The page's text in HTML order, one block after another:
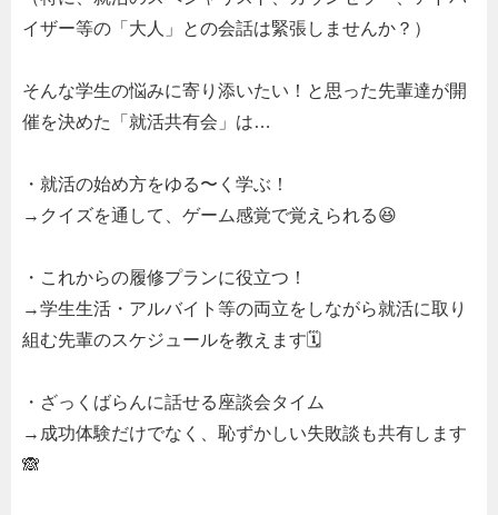
イザー等の「大人」との会話は緊張しませんか？）
そんな学生の悩みに寄り添いたい！と思った先輩達が開
催を決めた「就活共有会」は…
・就活の始め方をゆる〜く学ぶ！
→クイズを通して、ゲーム感覚で覚えられる😆
・これからの履修プランに役立つ！
→学生生活・アルバイト等の両立をしながら就活に取り
組む先輩のスケジュールを教えます🗓️
・ざっくばらんに話せる座談会タイム
→成功体験だけでなく、恥ずかしい失敗談も共有します
🙈